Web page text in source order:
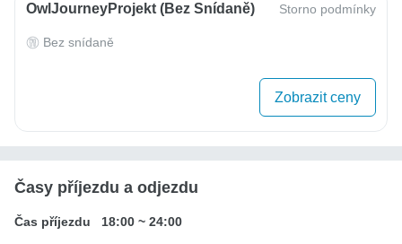
OwlJourneyProjekt (bez Snídaně) Storno podmínky
Bez snídaně
Zobrazit ceny
Časy příjezdu a odjezdu
Čas příjezdu 18:00 ~ 24:00